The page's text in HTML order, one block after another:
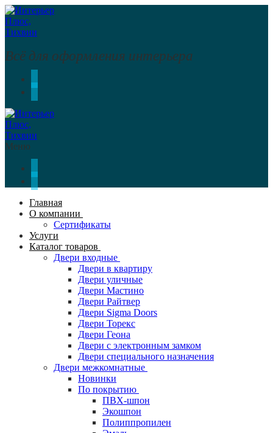
Перейти
к
содержимому
Меню
Закрыть
Всё для оформления интерьера
Меню
Главная
О компании
Сертификаты
Услуги
Каталог товаров
Двери входные
Двери в квартиру
Двери уличные
Двери Мастино
Двери Райтвер
Двери Sigma Doors
Двери Торекс
Двери Геона
Двери с электронным замком
Двери специального назначения
Двери межкомнатные
Новинки
По покрытию
ПВХ-шпон
Экошпон
Полиппропилен